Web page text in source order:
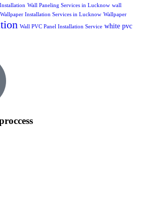
Wall Paneling Services in Lucknow wall
Wallpaper Installation Services in Lucknow Wallpaper
Wall PVC Panel Installation Service white pvc